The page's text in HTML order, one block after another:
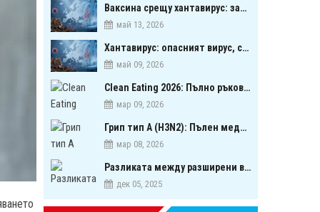
Ваксина срещу хантавирус: започна ли следващата голяма надпревара в медицината?
май 13, 2026
Хантавирус: опасният вирус, свързан с гризачи, който предизвика тревога в Европа
май 09, 2026
Clean Eating 2026: Пълно ръководство за биооптимизация чрез хранене
мар 09, 2026
Грип тип A (H3N2): Пълен медицински обзор на сезонния щам през 2026 г.
мар 08, 2026
Разликата между разширени вени и паякообразни вени - и как наистина можете да ги предотвратите
дек 05, 2025